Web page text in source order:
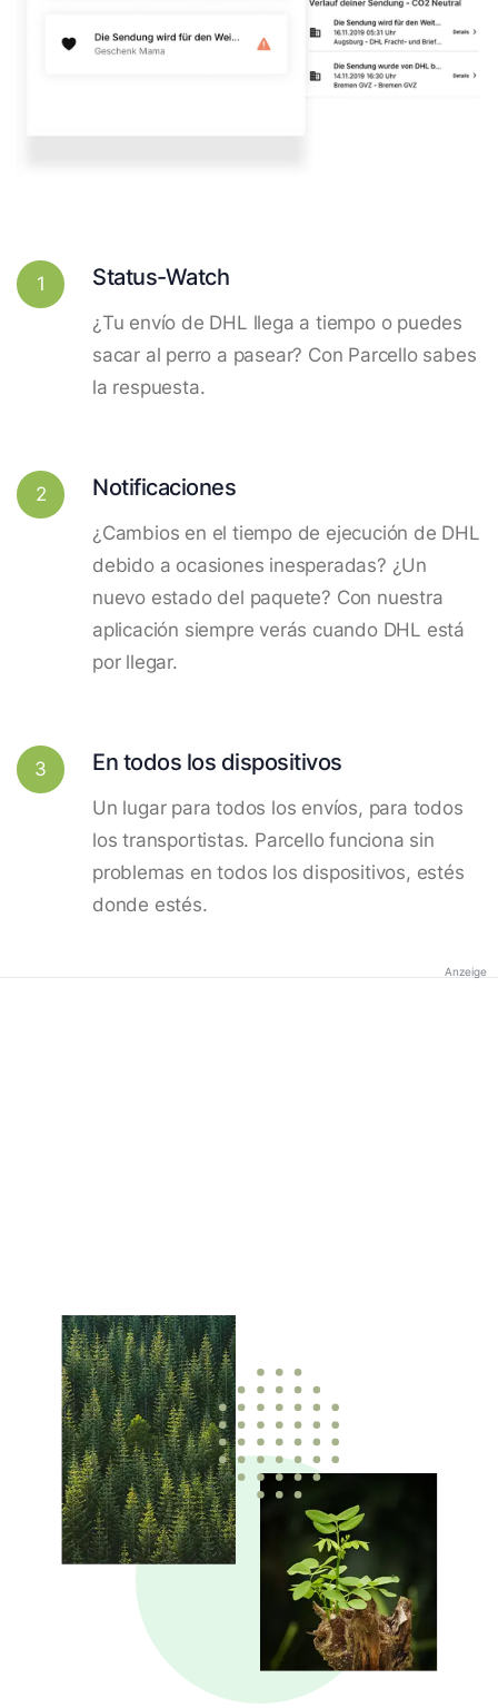
1 Status-Watch
¿Tu envío de DHL llega a tiempo o puedes
sacar al perro a pasear? Con Parcello sabes
la respuesta.
2 Notificaciones
¿Cambios en el tiempo de ejecución de DHL
debido a ocasiones inesperadas? ¿Un
nuevo estado del paquete? Con nuestra
aplicación siempre verás cuando DHL está
por llegar.
3 En todos los dispositivos
Un lugar para todos los envíos, para todos
los transportistas. Parcello funciona sin
problemas en todos los dispositivos, estés
donde estés.
Anzeige